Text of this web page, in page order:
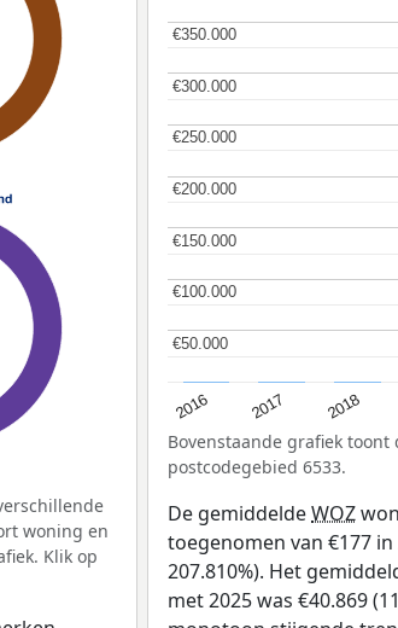
woning en
Klik op
2016 2017 2018
€50.000
€50.000
€100.000
€100.000
€150.000
€150.000
€200.000
€200.000
€250.000
€250.000
€300.000
€300.000
€350.000
€350.000
Bovenstaande grafiek
postcodegebied 6533.
De gemiddeldeWOZ
toegenomen van €177
207.810%). Het
met 2025 was €40.869